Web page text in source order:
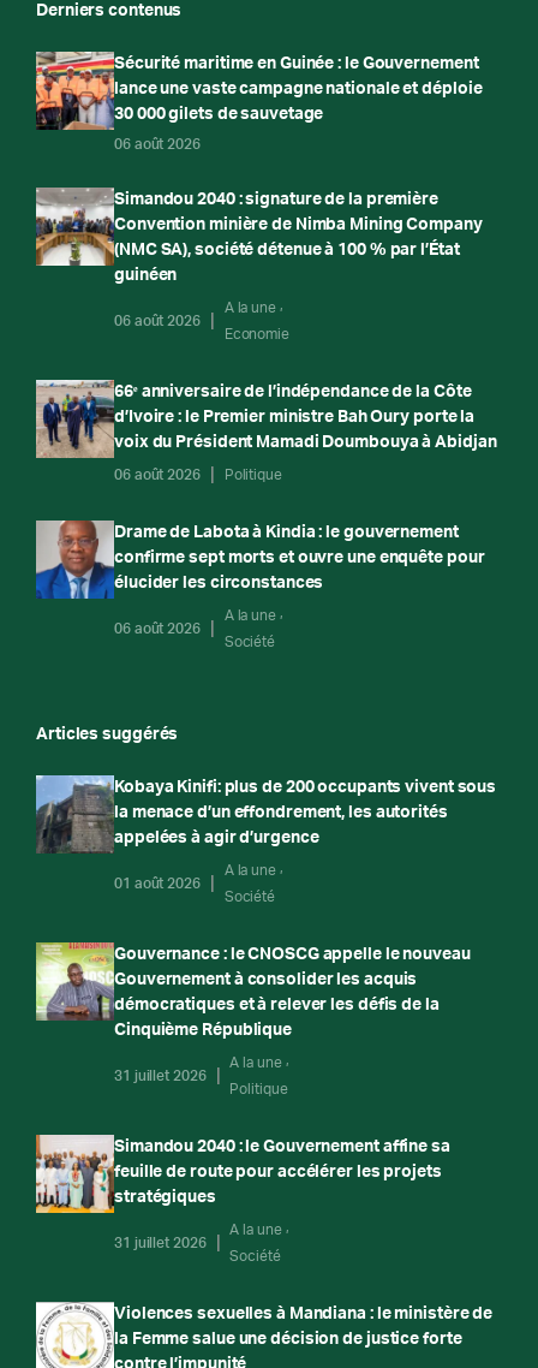
Derniers contenus
Sécurité maritime en Guinée : le Gouvernement
lance une vaste campagne nationale et déploie
30 000 gilets de sauvetage
06 août 2026
Simandou 2040 : signature de la première
Convention minière de Nimba Mining Company
(NMC SA), société détenue à 100 % par l’État
guinéen
06 août 2026
A la une
Economie
66ᵉ anniversaire de l’indépendance de la Côte
d’Ivoire : le Premier ministre Bah Oury porte la
voix du Président Mamadi Doumbouya à Abidjan
06 août 2026 Politique
Drame de Labota à Kindia : le gouvernement
confirme sept morts et ouvre une enquête pour
élucider les circonstances
06 août 2026
A la une
Société
Articles suggérés
Kobaya Kinifi: plus de 200 occupants vivent sous
la menace d’un effondrement, les autorités
appelées à agir d’urgence
01 août 2026
A la une
Société
Gouvernance : le CNOSCG appelle le nouveau
Gouvernement à consolider les acquis
démocratiques et à relever les défis de la
Cinquième République
31 juillet 2026
A la une
Politique
Simandou 2040 : le Gouvernement affine sa
feuille de route pour accélérer les projets
stratégiques
31 juillet 2026
A la une
Société
Violences sexuelles à Mandiana : le ministère de
la Femme salue une décision de justice forte
contre l’impunité